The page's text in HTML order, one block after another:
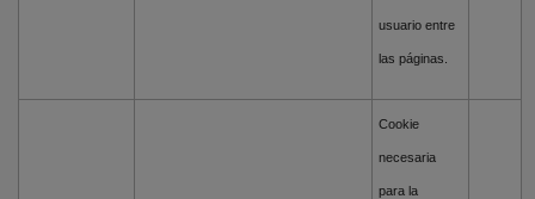
usuario entre
las páginas.
Cookie
necesaria
para la